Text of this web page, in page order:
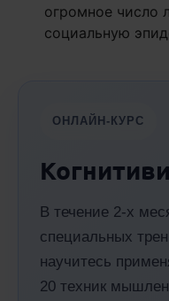
огромное число
социальную
ОНЛАЙН-КУРС
В течение 2-х
специальных
научитесь
20 техник